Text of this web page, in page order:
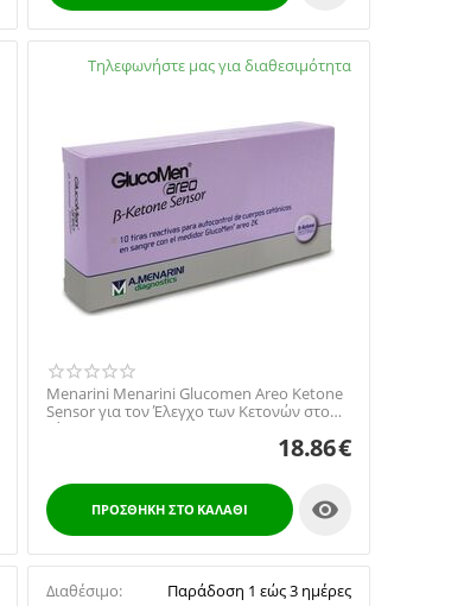
Διαθέσιμο:Τηλεφωνήστε μας για διαθεσιμότητα
Menarini Menarini Glucomen Areo Ketone
Sensor για τον Έλεγχο των Κετονών στο
Αίμα, 10τμχ
18.86€
ΠΡΟΣΘΉΚΗ ΣΤΟ ΚΑΛΆΘΙ 
Διαθέσιμο: Παράδοση 1 εώς 3 ημέρες